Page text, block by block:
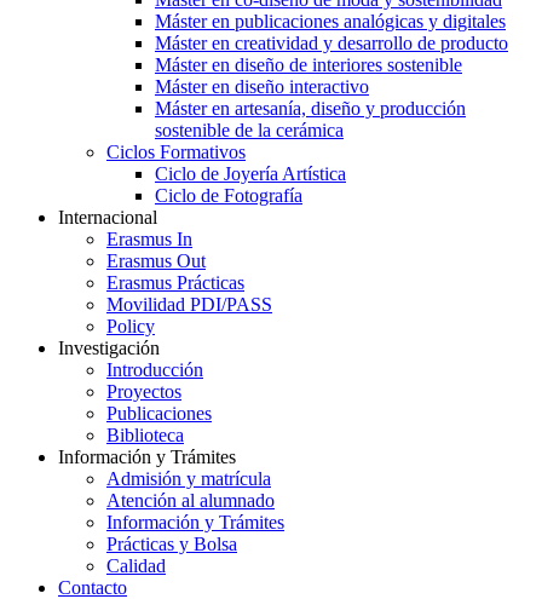
Máster en publicaciones analógicas y digitales
Máster en creatividad y desarrollo de producto
Máster en diseño de interiores sostenible
Máster en diseño interactivo
Máster en artesanía, diseño y producción
sostenible de la cerámica
Ciclos Formativos
Ciclo de Joyería Artística
Ciclo de Fotografía
Internacional
Erasmus In
Erasmus Out
Erasmus Prácticas
Movilidad PDI/PASS
Policy
Investigación
Introducción
Proyectos
Publicaciones
Biblioteca
Información y Trámites
Admisión y matrícula
Atención al alumnado
Información y Trámites
Prácticas y Bolsa
Calidad
Contacto